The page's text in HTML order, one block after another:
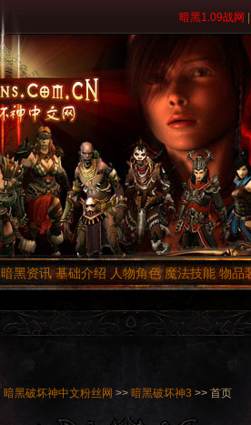
暗黑1.09战网
暗黑资讯基础介绍 人物角色魔法技能物品
暗黑破坏神中文粉丝网 >> 暗黑破坏神3 >> 首页